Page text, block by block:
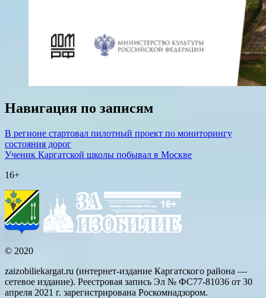
Навигация по записям
В регионе стартовал пилотный проект по мониторингу
состояния дорог
Ученик Каргатской школы побывал в Москве
16+
© 2020
zaizobiliekargat.ru (интернет-издание Каргатского района —
сетевое издание). Реестровая запись Эл № ФС77-81036 от 30
апреля 2021 г. зарегистрирована Роскомнадзором.